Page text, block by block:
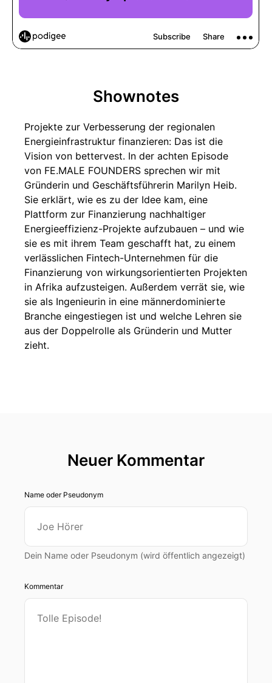
Shownotes
Projekte zur Verbesserung der regionalen
Energieinfrastruktur finanzieren: Das ist die
Vision von bettervest. In der achten Episode
von FE.MALE FOUNDERS sprechen wir mit
Gründerin und Geschäftsführerin Marilyn Heib.
Sie erklärt, wie es zu der Idee kam, eine
Plattform zur Finanzierung nachhaltiger
Energieeffizienz-Projekte aufzubauen – und wie
sie es mit ihrem Team geschafft hat, zu einem
verlässlichen Fintech-Unternehmen für die
Finanzierung von wirkungsorientierten Projekten
in Afrika aufzusteigen. Außerdem verrät sie, wie
sie als Ingenieurin in eine männerdominierte
Branche eingestiegen ist und welche Lehren sie
aus der Doppelrolle als Gründerin und Mutter
zieht.
Neuer Kommentar
Name oder Pseudonym
Dein Name oder Pseudonym (wird öffentlich angezeigt)
Kommentar